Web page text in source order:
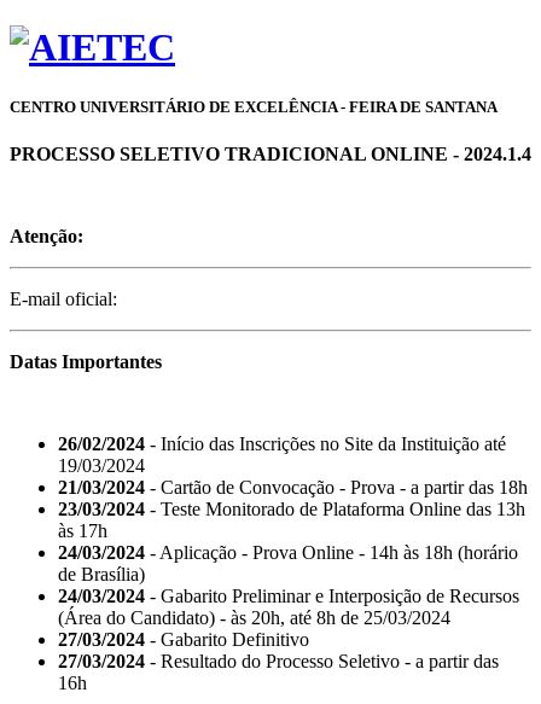
CENTRO UNIVERSITÁRIO DE EXCELÊNCIA - FEIRA DE SANTANA
PROCESSO SELETIVO TRADICIONAL ONLINE - 2024.1.4
Atenção:
E-mail oficial:
Datas Importantes
26/02/2024 - Início das Inscrições no Site da Instituição até
19/03/2024
21/03/2024 - Cartão de Convocação - Prova - a partir das 18h
23/03/2024 - Teste Monitorado de Plataforma Online das 13h
às 17h
24/03/2024 - Aplicação - Prova Online - 14h às 18h (horário
de Brasília)
24/03/2024 - Gabarito Preliminar e Interposição de Recursos
(Área do Candidato) - às 20h, até 8h de 25/03/2024
27/03/2024 - Gabarito Definitivo
27/03/2024 - Resultado do Processo Seletivo - a partir das
16h